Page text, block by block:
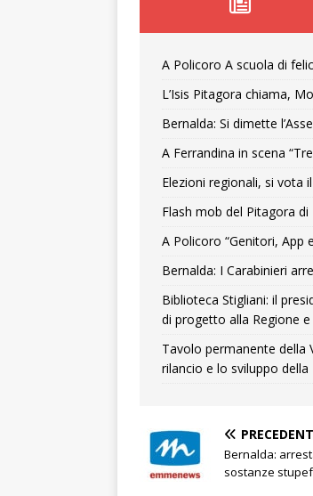
A Policoro A scuola di
L’Isis Pitagora chiama,
Bernalda: Si dimette
A Ferrandina in scena
Elezioni regionali, si vota
Flash mob del Pitagora
A Policoro “Genitori, App
Bernalda: I Carabinieri
Biblioteca Stigliani: il
di progetto alla Regione
Tavolo permanente della
rilancio e lo sviluppo della
Bernalda:
sostanze